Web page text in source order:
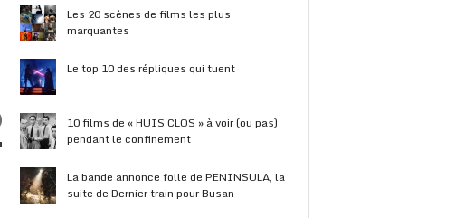
Les 20 scènes de films les plus
marquantes
Le top 10 des répliques qui tuent
10 films de « HUIS CLOS » à voir (ou pas)
pendant le confinement
La bande annonce folle de PENINSULA, la
suite de Dernier train pour Busan